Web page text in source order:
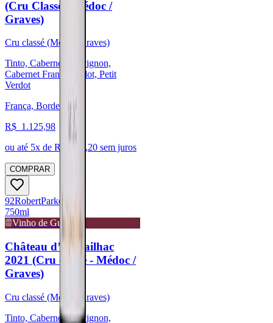
(Cru Classé - Médoc /
Graves)
Cru classé (Médoc/Graves)
Tinto, Cabernet Sauvignon,
Cabernet Franc, Merlot, Petit
Verdot
França, Bordeaux
R$ 1.125,98
ou até 5x de R$ 225,20 sem juros
COMPRAR
92RobertParker
750ml
Vinho de Guarda
Château d’Armailhac
2021 (Cru classé - Médoc /
Graves)
Cru classé (Médoc/Graves)
Tinto, Cabernet Sauvignon,